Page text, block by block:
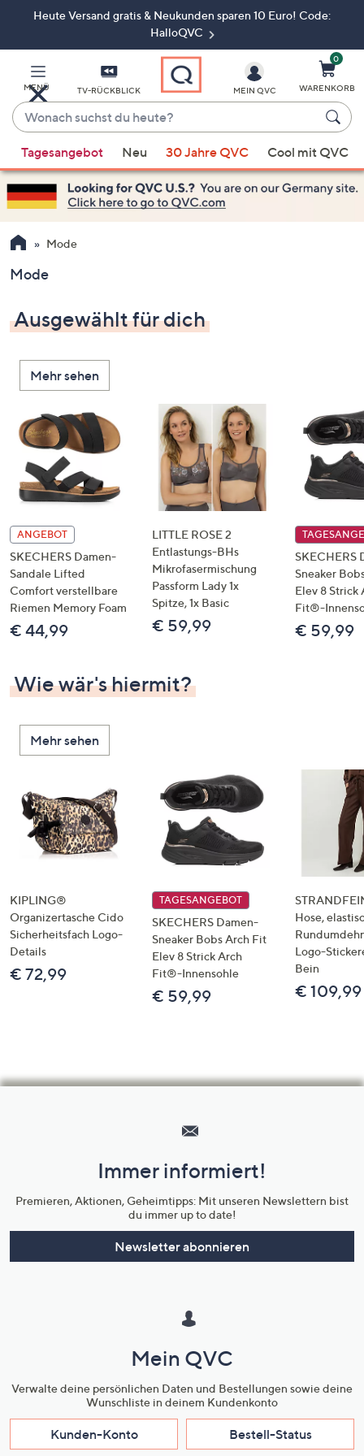
ZumHeute Versand gratis & Neukunden sparen 10 Euro! Code:
HalloQVC
MENÜ TV-RÜCKBLICK
Wonach
suchst
du
heute?
Vorschläge
verfügbar
sind,
verwenden
Sie
Pfeiltasten
oben
und
nach
unten
oder
wischen
Sie
Touch-
Geräten
links
bzw.
rechts,
um
diese
anzuzeigen.
MEIN QVC
0
WARENKORB
Tagesangebot Neu 30 Jahre QVC Cool mit QVC
Mode
Mode
Ausgewählt für dich
Mehr sehen
ANGEBOT
SKECHERS Damen-
Sandale Lifted
Comfort verstellbare
Riemen Memory Foam
€ 44,99
LITTLE ROSE 2
Entlastungs-BHs
Mikrofasermischung
Passform Lady 1x
Spitze, 1x Basic
€ 59,99
SKECHERS
Sneaker
Elev 8 Strick
Fit®-
€ 59,99
Wie wär's hiermit?
Mehr sehen
KIPLING®
Organizertasche Cido
Sicherheitsfach Logo-
Details
€ 72,99
TAGESANGEBOT
SKECHERS Damen-
Sneaker Bobs Arch Fit
Elev 8 Strick Arch
Fit®-Innensohle
€ 59,99
Hose,
Logo-
Bein
€ 109,99
Unternehmensinformationen
Immer informiert!
Premieren, Aktionen, Geheimtipps: Mit unseren Newslettern bist
du immer up to date!
Newsletter abonnieren
Mein QVC
Verwalte deine persönlichen Daten und Bestellungen sowie deine
Wunschliste in deinem Kundenkonto
Kunden-Konto Bestell-Status